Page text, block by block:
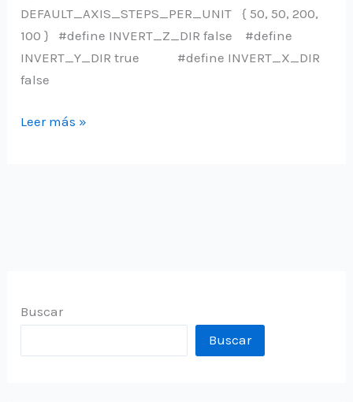
DEFAULT_AXIS_STEPS_PER_UNIT { 50, 50, 200,
100 } #define INVERT_Z_DIR false #define
INVERT_Y_DIR true #define INVERT_X_DIR
false
Pines
Leer más »
Buscar
Buscar